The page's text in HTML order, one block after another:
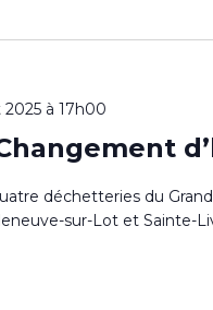
2025 à 17h00
déchetteries du
sur-Lot et Sainte-